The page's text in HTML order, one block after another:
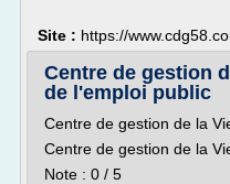
Site : https://
Centre de gestion
de l'emploi public
Centre de gestion de la
Centre de gestion de la
Note : 0 / 5